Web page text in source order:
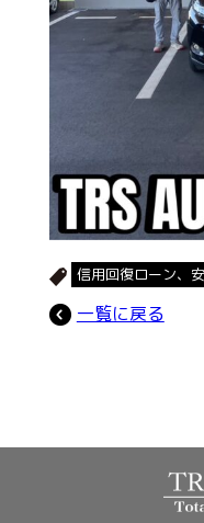
信用回復ローン、
一覧に戻る